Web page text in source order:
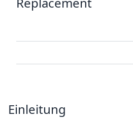
Einleitung